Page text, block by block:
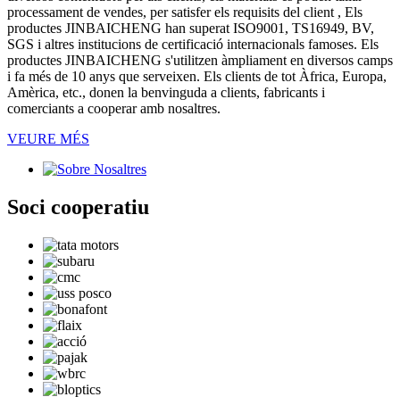
processament de vendes, per satisfer els requisits del client , Els
productes JINBAICHENG han superat ISO9001, TS16949, BV,
SGS i altres institucions de certificació internacionals famoses. Els
productes JINBAICHENG s'utilitzen àmpliament en diversos camps
i fa més de 10 anys que serveixen. Els clients de tot Àfrica, Europa,
Amèrica, etc., donen la benvinguda a clients, fabricants i
comerciants a cooperar amb nosaltres.
VEURE MÉS
Soci cooperatiu